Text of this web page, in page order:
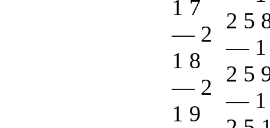
1 7
— 2
1 8
— 2
1 9
2 5
— 1
2 5
— 1